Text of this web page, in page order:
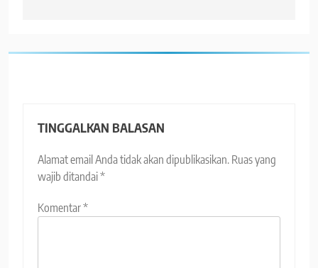
TINGGALKAN BALASAN
Alamat email Anda tidak akan dipublikasikan. Ruas yang
wajib ditandai*
Komentar*